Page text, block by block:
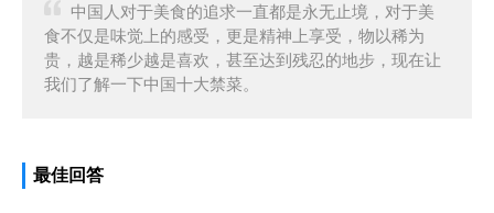
中国人对于美食的追求一直都是永无止境，对于美
食不仅是味觉上的感受，更是精神上享受，物以稀为
贵，越是稀少越是喜欢，甚至达到残忍的地步，现在让
我们了解一下中国十大禁菜。
最佳回答